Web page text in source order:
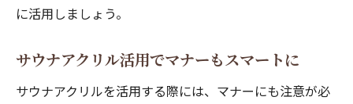
に活用しましょう。
サウナアクリル活用でマナーもスマートに
サウナアクリルを活用する際には、マナーにも注意が必